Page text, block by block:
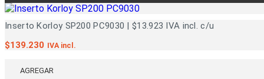
Inserto Korloy SP200 PC9030 | $13.923 IVA incl. c/u
$139.230 IVA incl.
AGREGAR